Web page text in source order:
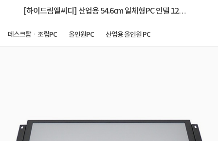
[하이드림엘씨디] 산업용 54.6cm 일체형PC 인텔 12세
데스크탑ㆍ조립PC 올인원PC 산업용 올인원 PC